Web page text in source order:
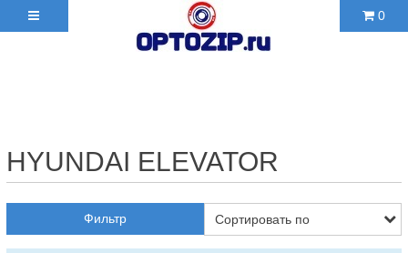
0
HYUNDAI ELEVATOR
Фильтр